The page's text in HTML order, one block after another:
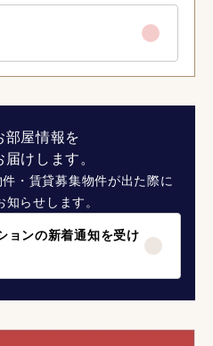
部屋情報を
届けします。
・賃貸募集物件が出た際に
らせします。
ョンの新着通知を受け